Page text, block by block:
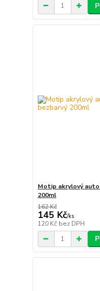
Motip akrylový
200ml
162 Kč
145 Kč/ks
120 Kč bez DPH